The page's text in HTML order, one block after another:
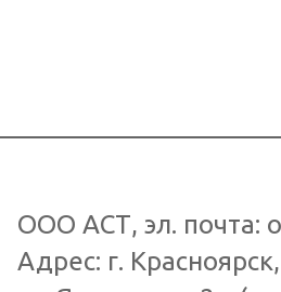
ООО АСТ, эл. почта:
Адрес: г. Красноярск,